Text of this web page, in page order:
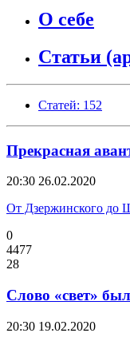
О себе
Статьи
Статей: 152
Прекрасная
20:30 26.02.2020
От Дзержинского до
0
4477
28
Слово «свет»
20:30 19.02.2020